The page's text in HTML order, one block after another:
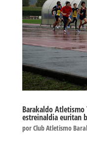
Barakaldo
estreinaldia euritan
porClub Atletismo